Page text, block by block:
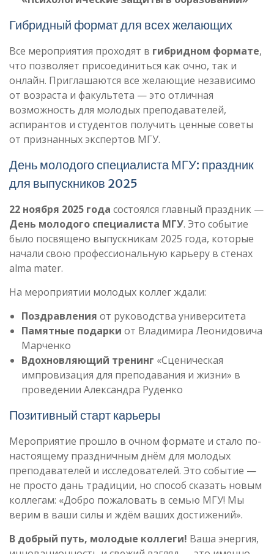
Гибридный формат для всех желающих
Все мероприятия проходят в гибридном формате,
что позволяет присоединиться как очно, так и
онлайн. Приглашаются все желающие независимо
от возраста и факультета — это отличная
возможность для молодых преподавателей,
аспирантов и студентов получить ценные советы
от признанных экспертов МГУ.
День молодого специалиста МГУ: праздник
для выпускников 2025
22 ноября 2025 года состоялся главный праздник —
День молодого специалиста МГУ. Это событие
было посвящено выпускникам 2025 года, которые
начали свою профессиональную карьеру в стенах
alma mater.
На мероприятии молодых коллег ждали:
Поздравления от руководства университета
Памятные подарки от Владимира Леонидовича
Марченко
Вдохновляющий тренинг «Сценическая
импровизация для преподавания и жизни» в
проведении Александра Руденко
Позитивный старт карьеры
Мероприятие прошло в очном формате и стало по-
настоящему праздничным днём для молодых
преподавателей и исследователей. Это событие —
не просто дань традиции, но способ сказать новым
коллегам: «Добро пожаловать в семью МГУ! Мы
верим в ваши силы и ждём ваших достижений».
В добрый путь, молодые коллеги! Ваша энергия,